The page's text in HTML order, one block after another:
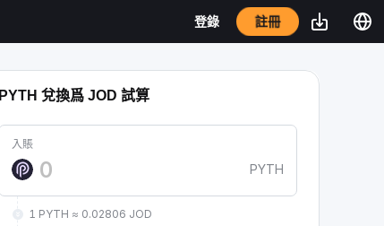
登錄 註冊
PYTH 兌換爲 JOD 試算
入賬
PYTH
1 PYTH ≈ 0.02806 JOD